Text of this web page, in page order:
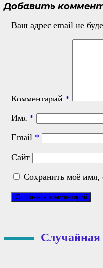
Добавить
Ваш адрес email не
Комментарий *
Имя *
Email *
Сайт
Сохранить моё имя,
Случайная